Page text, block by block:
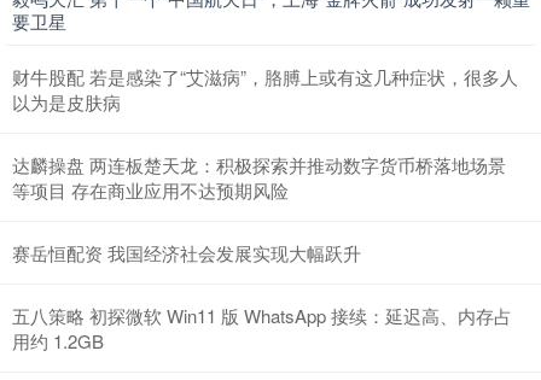
要卫星
财牛股配 若是感染了“艾滋病”，胳膊上或有这几种症状，很多人
以为是皮肤病
达麟操盘 两连板楚天龙：积极探索并推动数字货币桥落地场景
等项目 存在商业应用不达预期风险
赛岳恒配资 我国经济社会发展实现大幅跃升
五八策略 初探微软 Win11 版 WhatsApp 接续：延迟高、内存占
用约 1.2GB